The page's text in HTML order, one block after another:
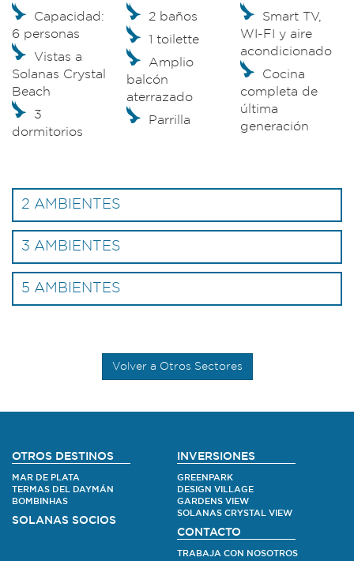
Capacidad:
6 personas
Vistas a
Solanas Crystal
Beach
3
dormitorios
2 baños
1 toilette
Amplio
balcón
aterrazado
Parrilla
Smart TV,
WI-FI y aire
acondicionado
Cocina
completa de
última
generación
2 AMBIENTES
3 AMBIENTES
5 AMBIENTES
Volver a Otros Sectores
OTROS DESTINOS
MAR DE PLATA
TERMAS DEL DAYMÁN
BOMBINHAS
SOLANAS SOCIOS
INVERSIONES
GREENPARK
DESIGN VILLAGE
GARDENS VIEW
SOLANAS CRYSTAL VIEW
CONTACTO
TRABAJA CON NOSOTROS